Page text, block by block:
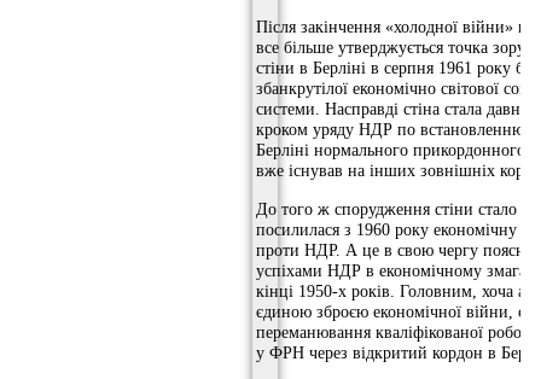
Після закінчення «холодної війни» в
все більше утверджується точка зору,
стіни в Берліні в серпня 1961 року
збанкрутілої економічно світової
системи. Насправді стіна стала давно
кроком уряду НДР по встановленню в
Берліні нормального прикордонного
вже існував на інших зовнішніх
До того ж спорудження стіни стало
посилилася з 1960 року економічну
проти НДР. А це в свою чергу
успіхами НДР в економічному
кінці 1950-х років. Головним, хоча аж
єдиною зброєю економічної війни,
переманювання кваліфікованої
у ФРН через відкритий кордон в